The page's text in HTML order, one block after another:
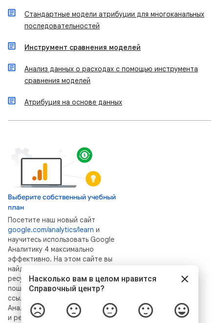
Стандартные модели атрибуции для многоканальных
последовательностей
Инструмент сравнения моделей
Анализ данных о расходах с помощью инструмента
сравнения моделей
Атрибуция на основе данных
Выберите собственный учебный
план
Посетите наш новый сайт
google.com/analytics/learn и
научитесь использовать Google
Аналитику 4 максимально
эффективно. На этом сайте вы
найдете множество полезных
ресурсов: видеоролики, статьи и
пошаговые инструкции, а также
ссылки на наш блог, сервер Google
Аналитики на Discord, канал YouTube
и репозиторий GitHub.